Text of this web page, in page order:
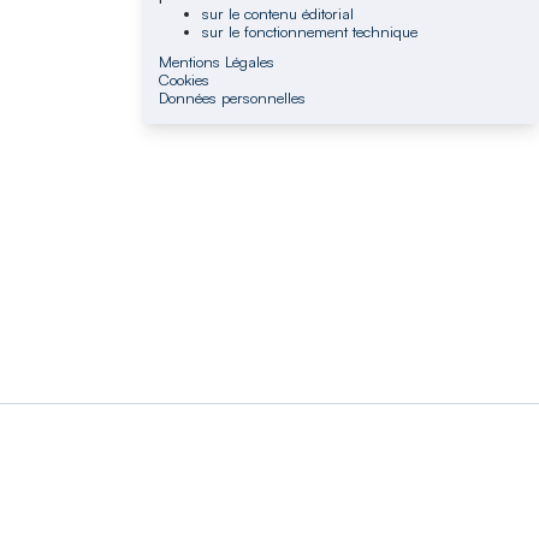
sur le contenu éditorial
sur le fonctionnement technique
Mentions Légales
Cookies
Données personnelles